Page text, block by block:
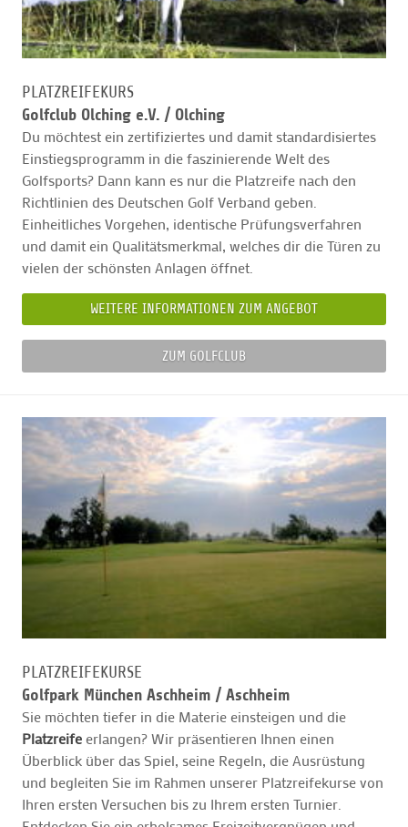
PLATZREIFEKURS
Golfclub Olching e.V. / Olching
Du möchtest ein zertifiziertes und damit standardisiertes
Einstiegsprogramm in die faszinierende Welt des
Golfsports? Dann kann es nur die Platzreife nach den
Richtlinien des Deutschen Golf Verband geben.
Einheitliches Vorgehen, identische Prüfungsverfahren
und damit ein Qualitätsmerkmal, welches dir die Türen zu
vielen der schönsten Anlagen öffnet.
WEITERE INFORMATIONEN ZUM ANGEBOT
ZUM GOLFCLUB
PLATZREIFEKURSE
Golfpark München Aschheim / Aschheim
Sie möchten tiefer in die Materie einsteigen und die
Platzreife erlangen? Wir präsentieren Ihnen einen
Überblick über das Spiel, seine Regeln, die Ausrüstung
und begleiten Sie im Rahmen unserer Platzreifekurse von
Ihren ersten Versuchen bis zu Ihrem ersten Turnier.